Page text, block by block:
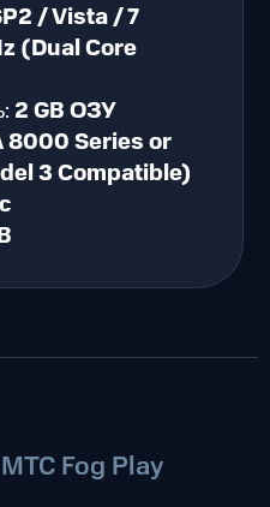
/ Vista / 7
(Dual Core
2 GB ОЗУ
8000 Series or
3 Compatible)
Fog Play